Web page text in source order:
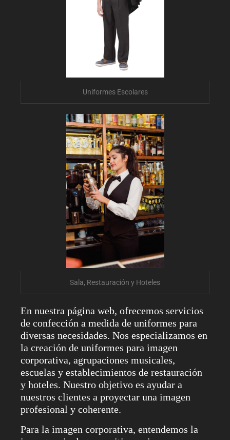
Uniformes Escolares
Sala, Restauración y Hoteles
En nuestra página web, ofrecemos servicios
de confección a medida de uniformes para
diversas necesidades. Nos especializamos en
la creación de uniformes para imagen
corporativa, agrupaciones musicales,
escuelas y establecimientos de restauración
y hoteles. Nuestro objetivo es ayudar a
nuestros clientes a proyectar una imagen
profesional y coherente.
Para la imagen corporativa, entendemos la